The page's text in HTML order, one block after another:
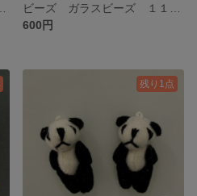
600円
残り1点